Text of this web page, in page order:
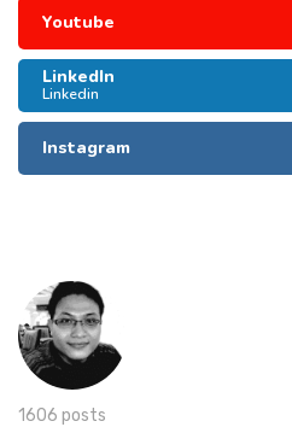
Youtube
LinkedIn
Linkedin
Instagram
1606 posts